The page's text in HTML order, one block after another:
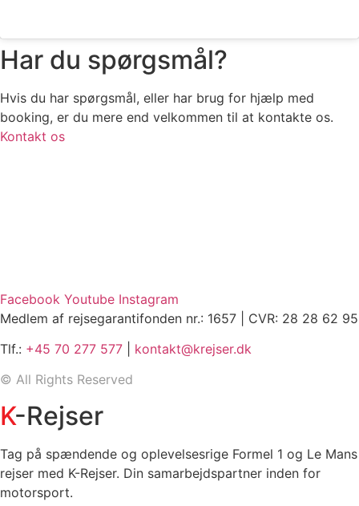
Har du spørgsmål?
Hvis du har spørgsmål, eller har brug for hjælp med
booking, er du mere end velkommen til at kontakte os.
Kontakt os
Facebook Youtube Instagram
Medlem af rejsegarantifonden nr.: 1657 | CVR: 28 28 62 95
Tlf.: +45 70 277 577
kontakt@krejser.dk
© All Rights Reserved
K-Rejser
Tag på spændende og oplevelsesrige Formel 1 og Le Mans
rejser med K-Rejser. Din samarbejdspartner inden for
motorsport.